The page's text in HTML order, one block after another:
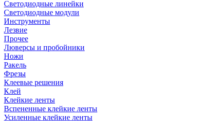
Светодиодные линейки
Светодиодные модули
Инструменты
Лезвие
Прочее
Люверсы и пробойники
Ножи
Ракель
Фрезы
Клеевые решения
Клей
Клейкие ленты
Вспененные клейкие ленты
Усиленные клейкие ленты